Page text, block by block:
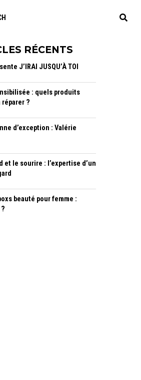
RÉCENTS
J’IRAI JUSQU’À TOI
: quels produits
?
d’exception : Valérie
et le sourire : l’expertise d’un
beauté pour femme :